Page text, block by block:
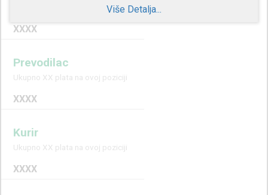
Više Detalja...
Ukupno XX plata na ovoj poziciji
XXXX
Prevodilac
Ukupno XX plata na ovoj poziciji
XXXX
Kurir
Ukupno XX plata na ovoj poziciji
XXXX